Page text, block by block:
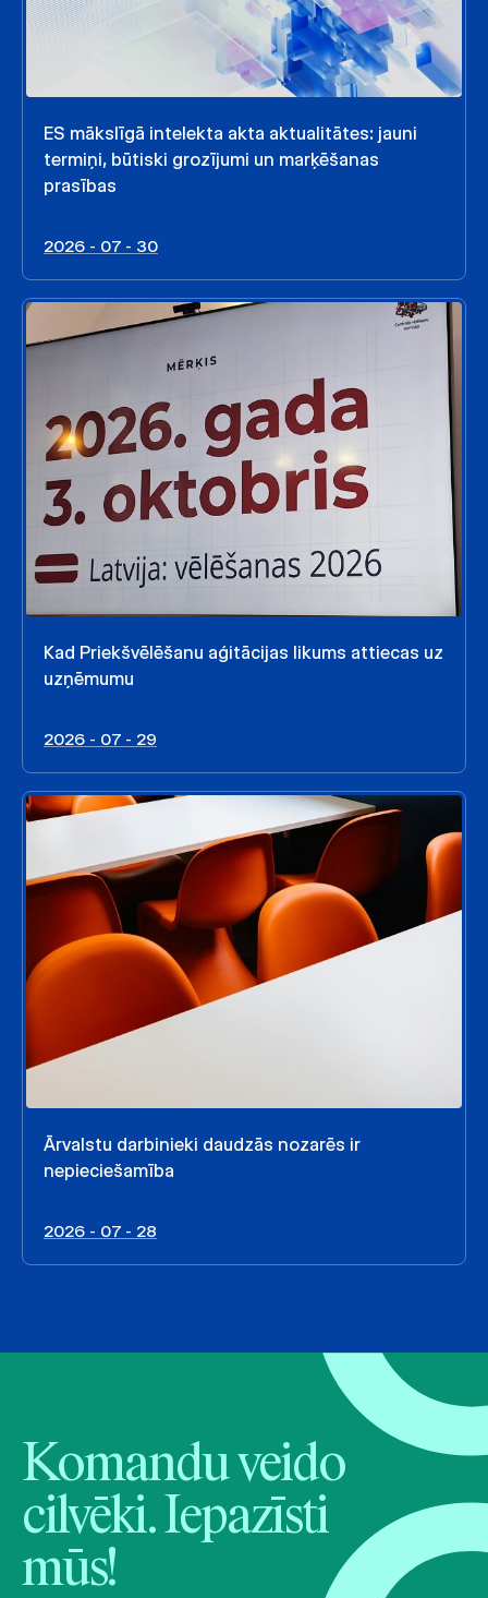
ES mākslīgā intelekta akta aktualitātes: jauni
termiņi, būtiski grozījumi un marķēšanas
prasības
2026 - 07 - 30
Kad Priekšvēlēšanu aģitācijas likums attiecas uz
uzņēmumu
2026 - 07 - 29
Ārvalstu darbinieki daudzās nozarēs ir
nepieciešamība
2026 - 07 - 28
Komandu veido
cilvēki. Iepazīsti
mūs!